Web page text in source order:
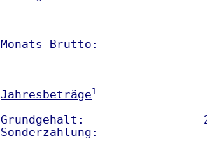
Monats-Brutto:
Jahresbeträge1
Grundgehalt:
Sonderzahlung: